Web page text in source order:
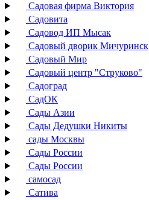
Садовая фирма Виктория
Садовита
Садовод ИП Мысак
Садовый дворик Мичуринск
Садовый Мир
Садовый центр "Струково"
Садоград
СадОК
Сады Азии
Сады Дедушки Никиты
сады Москвы
Сады России
Сады России
самосад
Сатива